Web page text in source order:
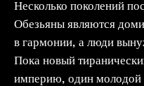
Несколько поколений
Обезьяны являются
в гармонии, а люди
Пока новый
империю, один молодой